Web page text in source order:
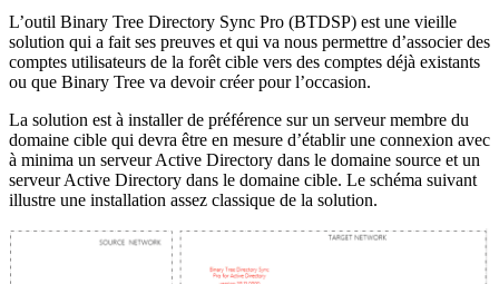
L’outil Binary Tree Directory Sync Pro (BTDSP) est une vieille
solution qui a fait ses preuves et qui va nous permettre d’associer des
comptes utilisateurs de la forêt cible vers des comptes déjà existants
ou que Binary Tree va devoir créer pour l’occasion.
La solution est à installer de préférence sur un serveur membre du
domaine cible qui devra être en mesure d’établir une connexion avec
à minima un serveur Active Directory dans le domaine source et un
serveur Active Directory dans le domaine cible. Le schéma suivant
illustre une installation assez classique de la solution.